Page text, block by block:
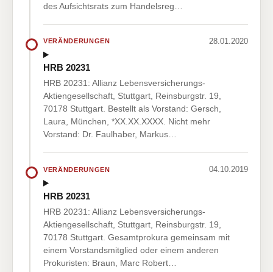
des Aufsichtsrats zum Handelsreg…
VERÄNDERUNGEN 28.01.2020
HRB 20231
HRB 20231: Allianz Lebensversicherungs-
Aktiengesellschaft, Stuttgart, Reinsburgstr. 19,
70178 Stuttgart. Bestellt als Vorstand: Gersch,
Laura, München, *XX.XX.XXXX. Nicht mehr
Vorstand: Dr. Faulhaber, Markus…
VERÄNDERUNGEN 04.10.2019
HRB 20231
HRB 20231: Allianz Lebensversicherungs-
Aktiengesellschaft, Stuttgart, Reinsburgstr. 19,
70178 Stuttgart. Gesamtprokura gemeinsam mit
einem Vorstandsmitglied oder einem anderen
Prokuristen: Braun, Marc Robert…